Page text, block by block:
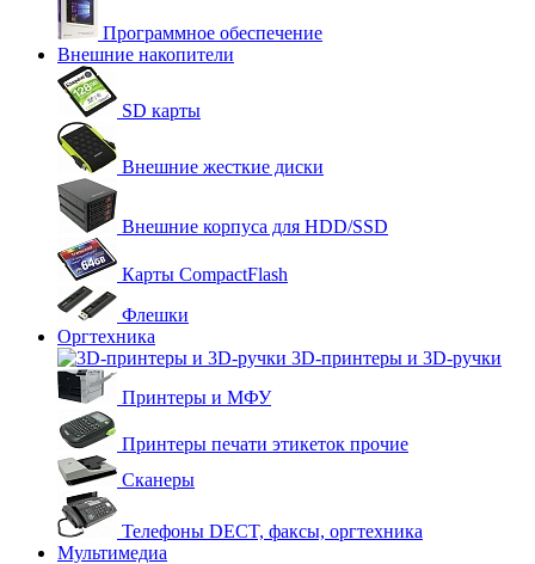
Программное обеспечение
Внешние накопители
SD карты
Внешние жесткие диски
Внешние корпуса для HDD/SSD
Карты CompactFlash
Флешки
Оргтехника
3D-принтеры и 3D-ручки
Принтеры и МФУ
Принтеры печати этикеток прочие
Сканеры
Телефоны DECT, факсы, оргтехника
Мультимедиа